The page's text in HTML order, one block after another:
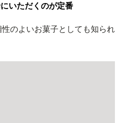
いただくのが定番
のよいお菓子としても知られ